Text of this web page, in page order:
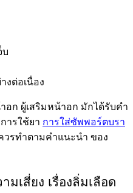
บ
งต่อเนื่อง
อก ผู้เสริมหน้าอก มักได้รับคำ
ารใช้ยา การใส่ซัพพอร์ตบรา
วรทำตามคำแนะนำ ของ
มเสี่ยง เรื่องลิ่มเลือด